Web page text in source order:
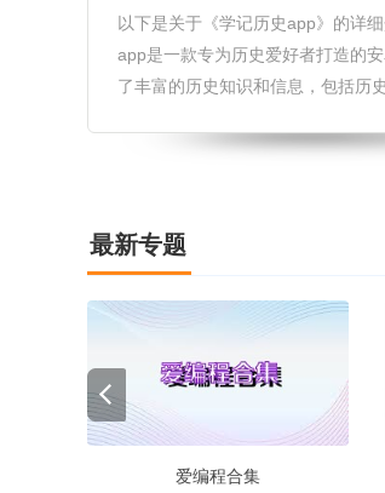
以下是关于《学记历史app》的详
app是一款专为历史爱好者打造的
了丰富的历史知识和信息，包括历
历史上的重要事件和人物，探索历
最新专题
爱编程合集